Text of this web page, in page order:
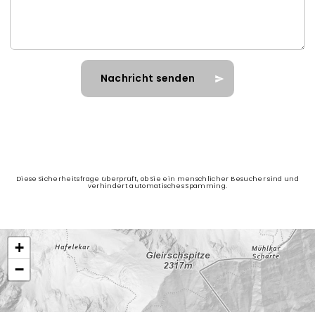
Diese Sicherheitsfrage überprüft, ob Sie ein menschlicher Besucher sind und
verhindert automatisches Spamming.
+
−